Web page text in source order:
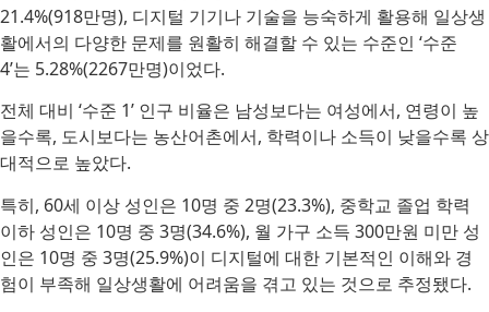
21.4%(918만명), 디지털 기기나 기술을 능숙하게 활용해 일상생
활에서의 다양한 문제를 원활히 해결할 수 있는 수준인 ‘수준
4’는 5.28%(2267만명)이었다.
전체 대비 ‘수준 1’ 인구 비율은 남성보다는 여성에서, 연령이 높
을수록, 도시보다는 농산어촌에서, 학력이나 소득이 낮을수록 상
대적으로 높았다.
특히, 60세 이상 성인은 10명 중 2명(23.3%), 중학교 졸업 학력
이하 성인은 10명 중 3명(34.6%), 월 가구 소득 300만원 미만 성
인은 10명 중 3명(25.9%)이 디지털에 대한 기본적인 이해와 경
험이 부족해 일상생활에 어려움을 겪고 있는 것으로 추정됐다.